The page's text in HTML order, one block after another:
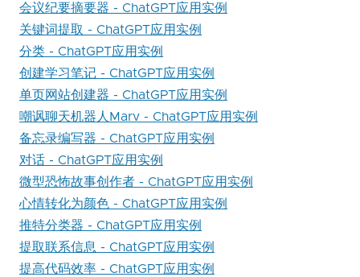
会议纪要摘要器 - ChatGPT应用实例
关键词提取 - ChatGPT应用实例
分类 - ChatGPT应用实例
创建学习笔记 - ChatGPT应用实例
单页网站创建器 - ChatGPT应用实例
嘲讽聊天机器人Marv - ChatGPT应用实例
备忘录编写器 - ChatGPT应用实例
对话 - ChatGPT应用实例
微型恐怖故事创作者 - ChatGPT应用实例
心情转化为颜色 - ChatGPT应用实例
推特分类器 - ChatGPT应用实例
提取联系信息 - ChatGPT应用实例
提高代码效率 - ChatGPT应用实例